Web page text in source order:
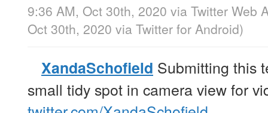
9:36 AM, Oct 30th, 2020 via Twitter Web
Oct 30th, 2020 via Twitter for Android)
XandaSchofield Submitting this
small tidy spot in camera view for